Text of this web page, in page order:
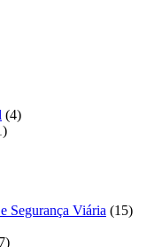
(4)
Segurança Viária (15)